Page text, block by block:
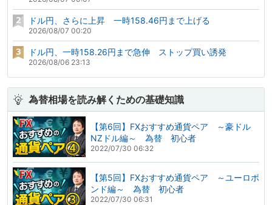
ドル円、さらに上昇 一時158.46円まで上げる
2026/08/07 00:20
ドル円、一時158.26円まで急伸 ストップ買い誘発
2026/08/06 23:13
為替相場を読み解くための基礎知識
【第6回】FXおすすめ通貨ペア ～豪ドル
NZドル編～ 為替 初心者
2022/07/30 06:32
【第5回】FXおすすめ通貨ペア ～ユーロポ
ンド編～ 為替 初心者
2022/07/30 06:31